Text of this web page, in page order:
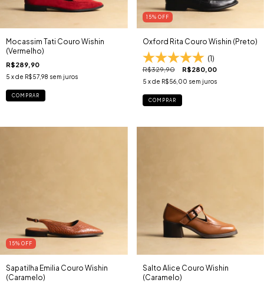
Mocassim Tati Couro Wishin
(Vermelho)
R$289,90
5 x de R$57,98 sem juros
COMPRAR
15% OFF
Oxford Rita Couro Wishin (Preto)
(1)
R$329,90 R$280,00
5 x de R$56,00 sem juros
COMPRAR
15% OFF
Sapatilha Emilia Couro Wishin
(Caramelo)
Salto Alice Couro Wishin
(Caramelo)